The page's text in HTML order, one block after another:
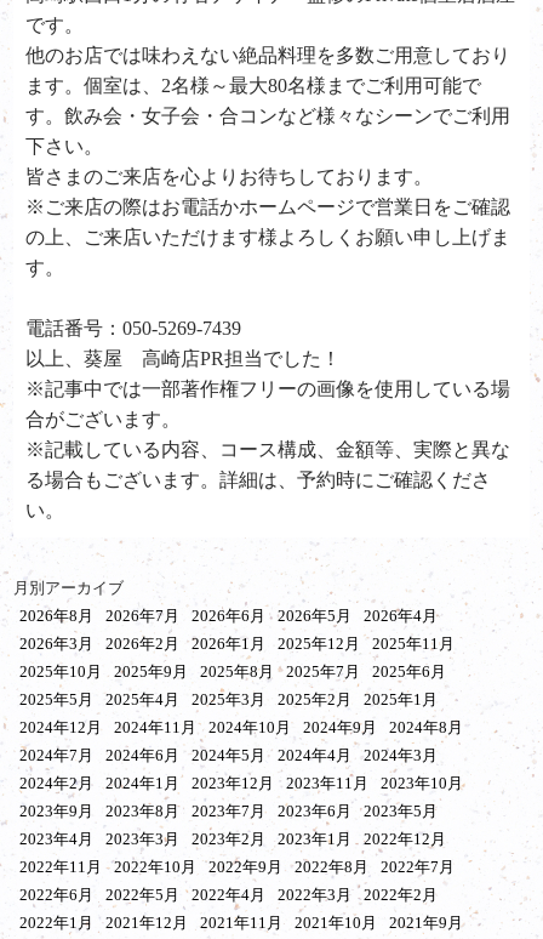
です。
他のお店では味わえない絶品料理を多数ご用意しており
ます。個室は、2名様～最大80名様までご利用可能で
す。飲み会・女子会・合コンなど様々なシーンでご利用
下さい。
皆さまのご来店を心よりお待ちしております。
※ご来店の際はお電話かホームページで営業日をご確認
の上、ご来店いただけます様よろしくお願い申し上げま
す。
電話番号：050-5269-7439
以上、葵屋 高崎店PR担当でした！
※記事中では一部著作権フリーの画像を使用している場
合がございます。
※記載している内容、コース構成、金額等、実際と異な
る場合もございます。詳細は、予約時にご確認くださ
い。
月別アーカイブ
2026年8月
2026年7月 2026年6月 2026年5月
2026年4月
2026年3月
2026年2月 2026年1月 2025年12月
2025年11月
2025年10月
2025年9月 2025年8月 2025年7月
2025年6月
2025年5月
2025年4月 2025年3月 2025年2月
2025年1月
2024年12月
2024年11月 2024年10月 2024年9月
2024年8月
2024年7月
2024年6月 2024年5月 2024年4月
2024年3月
2024年2月
2024年1月 2023年12月 2023年11月
2023年10月
2023年9月
2023年8月 2023年7月 2023年6月
2023年5月
2023年4月
2023年3月 2023年2月 2023年1月
2022年12月
2022年11月
2022年10月 2022年9月 2022年8月
2022年7月
2022年6月
2022年5月 2022年4月 2022年3月
2022年2月
2022年1月
2021年12月 2021年11月 2021年10月
2021年9月